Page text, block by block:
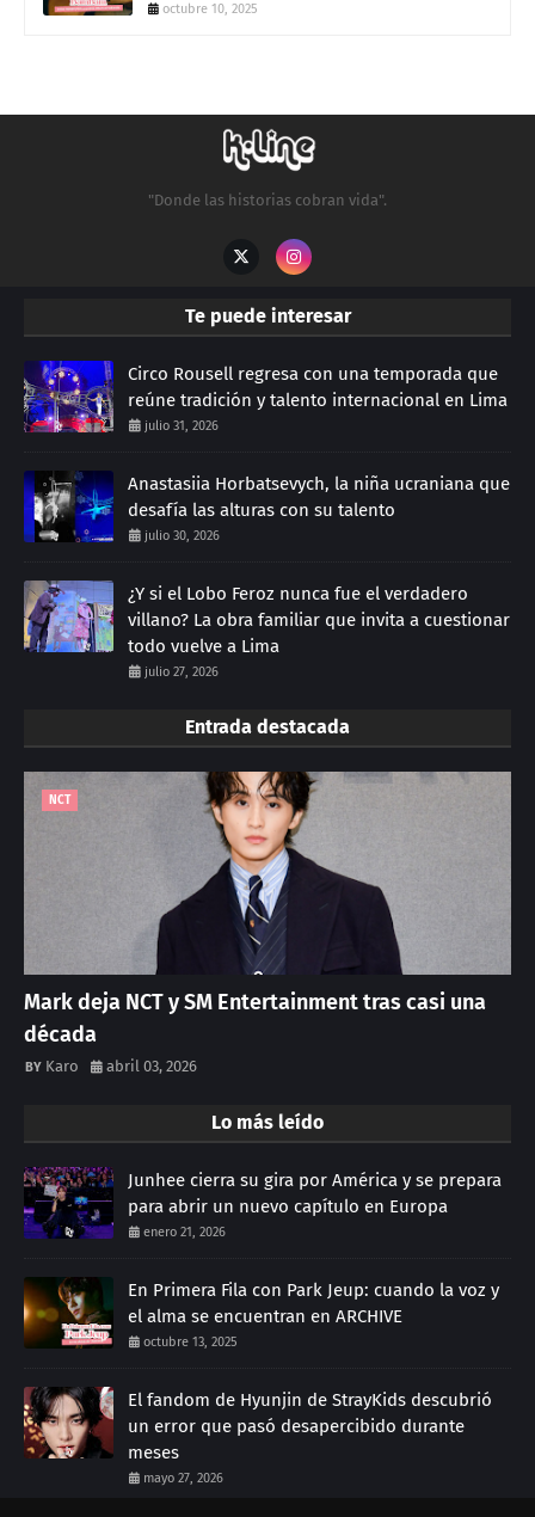
octubre 10, 2025
"Donde las historias cobran vida".
Te puede interesar
Circo Rousell regresa con una temporada que
reúne tradición y talento internacional en Lima
julio 31, 2026
Anastasiia Horbatsevych, la niña ucraniana que
desafía las alturas con su talento
julio 30, 2026
¿Y si el Lobo Feroz nunca fue el verdadero
villano? La obra familiar que invita a cuestionar
todo vuelve a Lima
julio 27, 2026
Entrada destacada
NCT
Mark deja NCT y SM Entertainment tras casi una
década
Karo abril 03, 2026
Lo más leído
Junhee cierra su gira por América y se prepara
para abrir un nuevo capítulo en Europa
enero 21, 2026
En Primera Fila con Park Jeup: cuando la voz y
el alma se encuentran en ARCHIVE
octubre 13, 2025
El fandom de Hyunjin de StrayKids descubrió
un error que pasó desapercibido durante
meses
mayo 27, 2026